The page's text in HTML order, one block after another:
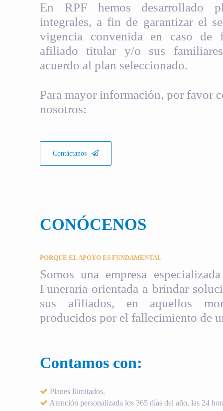
En RPF hemos desarrollado
integrales, a fin de garantizar el
vigencia convenida en caso de
afiliado titular y/o sus
acuerdo al plan seleccionado.
Para mayor información, por favor
nosotros:
Contáctanos
CONÓCENOS
PORQUE EL APOYO ES FUNDAMENTAL
Somos una empresa
Funeraria orientada a brindar
sus afiliados, en aquellos
producidos por el fallecimiento de
Contamos con:
Planes Ilimitados.
Atención personalizada los 365 días del año, las 24